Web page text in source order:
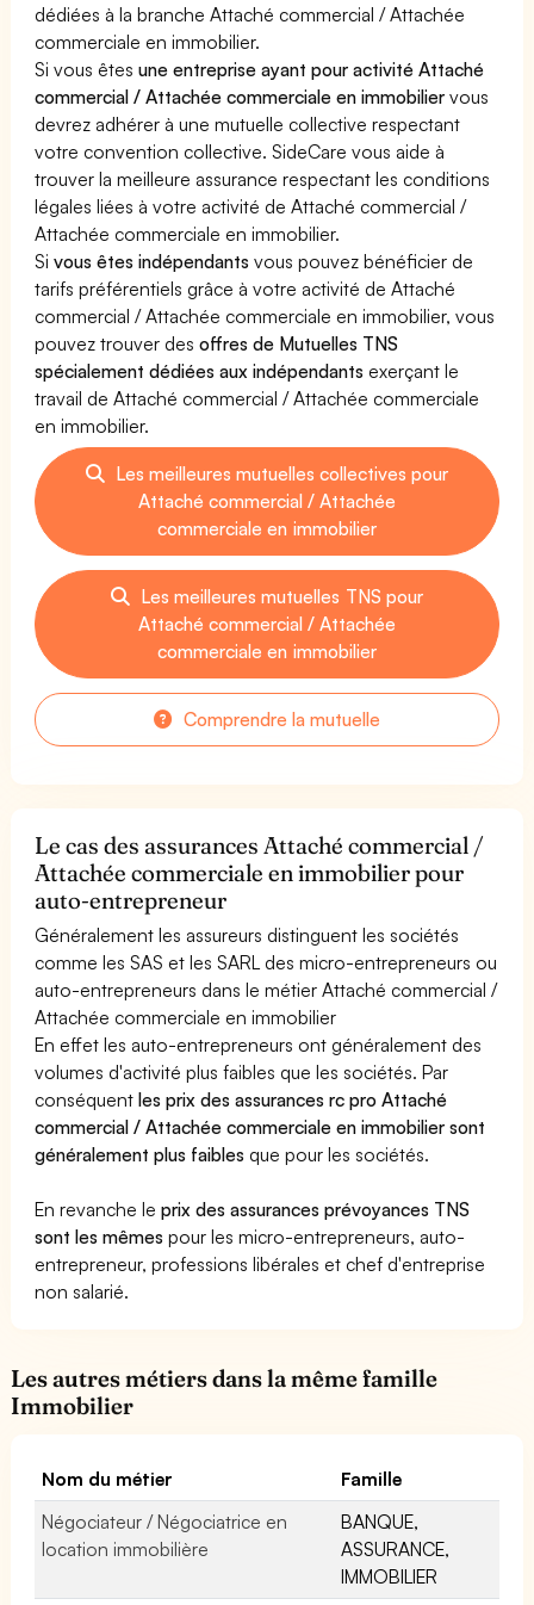
dédiées à la branche Attaché commercial / Attachée
commerciale en immobilier.
Si vous êtesune entreprise ayant pour activité Attaché
commercial / Attachée commerciale en immobilier vous
devrez adhérer à une mutuelle collective respectant
votre convention collective. SideCare vous aide à
trouver la meilleure assurance respectant les conditions
légales liées à votre activité de Attaché commercial /
Attachée commerciale en immobilier.
Sivous êtes indépendants vous pouvez bénéficier de
tarifs préférentiels grâce à votre activité de Attaché
commercial / Attachée commerciale en immobilier, vous
pouvez trouver desoffres de Mutuelles TNS
spécialement dédiées aux indépendants exerçant le
travail de Attaché commercial / Attachée commerciale
en immobilier.
Les meilleures mutuelles collectives pour
Attaché commercial / Attachée
commerciale en immobilier
Les meilleures mutuelles TNS pour
Attaché commercial / Attachée
commerciale en immobilier
Comprendre la mutuelle
Le cas des assurances Attaché commercial /
Attachée commerciale en immobilier pour
auto-entrepreneur
Généralement les assureurs distinguent les sociétés
comme les SAS et les SARL des micro-entrepreneurs ou
auto-entrepreneurs dans le métier Attaché commercial /
Attachée commerciale en immobilier
En effet les auto-entrepreneurs ont généralement des
volumes d'activité plus faibles que les sociétés. Par
conséquentles prix des assurances rc pro Attaché
commercial / Attachée commerciale en immobilier sont
généralement plus faibles que pour les sociétés.
En revanche leprix des assurances prévoyances TNS
sont les mêmes pour les micro-entrepreneurs, auto-
entrepreneur, professions libérales et chef d'entreprise
non salarié.
Les autres métiers dans la même famille
Immobilier
Nom du métier
Famille
Négociateur / Négociatrice en
location immobilière
BANQUE,
ASSURANCE,
IMMOBILIER